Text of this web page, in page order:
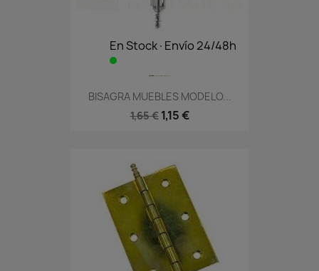
En Stock·Envío 24/48h
BISAGRA MUEBLES MODELO...
1,65 € 1,15 €